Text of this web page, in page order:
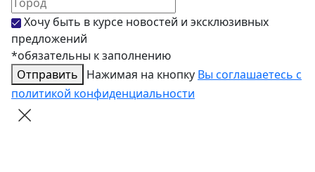
Хочу быть в курсе новостей и эксклюзивных
предложений
*обязательны к заполнению
Отправить
Нажимая на кнопку Вы соглашаетесь с
политикой конфиденциальности